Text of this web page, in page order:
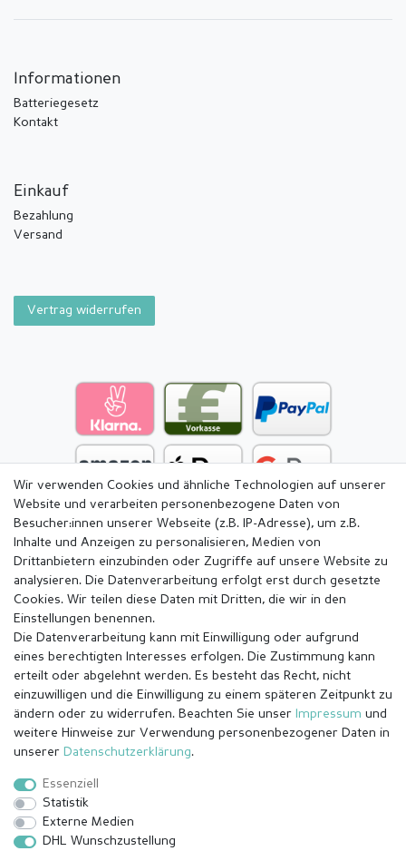
Informationen
Batteriegesetz
Kontakt
Einkauf
Bezahlung
Versand
Vertrag widerrufen
Impressum Daten­schutz­erklärung
Barrierefreiheitserklärung
Wir verwenden Cookies und ähnliche Technologien auf unserer
Website und verarbeiten personenbezogene Daten von
Besucher:innen unserer Webseite (z.B. IP-Adresse), um z.B.
Inhalte und Anzeigen zu personalisieren, Medien von
Drittanbietern einzubinden oder Zugriffe auf unsere Website zu
analysieren. Die Datenverarbeitung erfolgt erst durch gesetzte
Cookies. Wir teilen diese Daten mit Dritten, die wir in den
Einstellungen benennen.
Die Datenverarbeitung kann mit Einwilligung oder aufgrund
eines berechtigten Interesses erfolgen. Die Zustimmung kann
erteilt oder abgelehnt werden. Es besteht das Recht, nicht
einzuwilligen und die Einwilligung zu einem späteren Zeitpunkt zu
ändern oder zu widerrufen. Beachten Sie unser Impressum und
weitere Hinweise zur Verwendung personenbezogener Daten in
unserer Daten­schutz­erklärung.
Essenziell
Statistik
Externe Medien
DHL Wunschzustellung